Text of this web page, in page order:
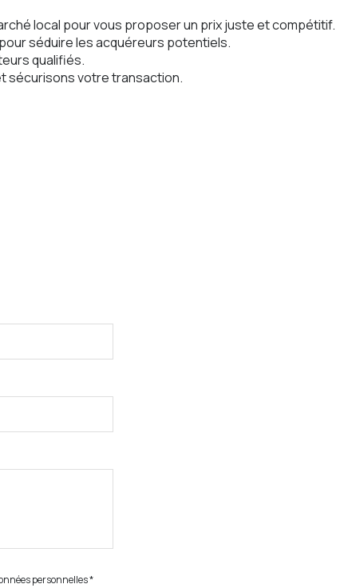
local pour vous proposer un prix juste et compétitif.
séduire les acquéreurs potentiels.
qualifiés.
sécurisons votre transaction.
personnelles *